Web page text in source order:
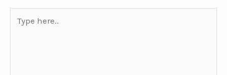
here..